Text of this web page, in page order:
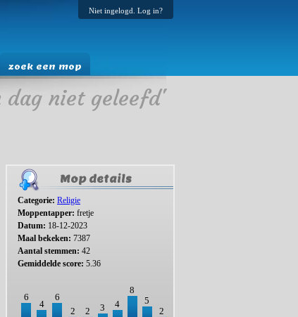
Niet ingelogd. Log in?
zoek een mop
dag niet geleefd'
Mop details
Categorie: Religie
Moppentapper: fretje
Datum: 18-12-2023
Maal bekeken: 7387
Aantal stemmen: 42
Gemiddelde score: 5.36
6
4
6
2
2 3 4
8
5
2